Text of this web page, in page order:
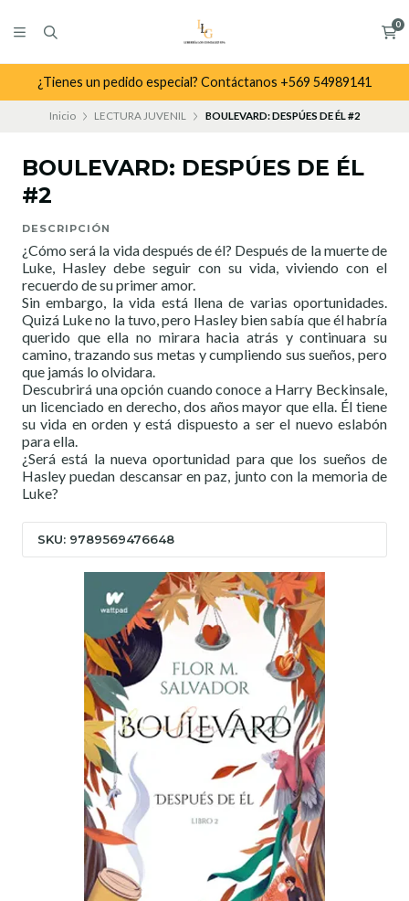
0
¿Tienes un pedido especial? Contáctanos +569 54989141
Inicio LECTURA JUVENIL BOULEVARD: DESPÚES DE ÉL #2
BOULEVARD: DESPÚES DE ÉL
#2
DESCRIPCIÓN
¿Cómo será la vida después de él? Después de la muerte de
Luke, Hasley debe seguir con su vida, viviendo con el
recuerdo de su primer amor.
Sin embargo, la vida está llena de varias oportunidades.
Quizá Luke no la tuvo, pero Hasley bien sabía que él habría
querido que ella no mirara hacia atrás y continuara su
camino, trazando sus metas y cumpliendo sus sueños, pero
que jamás lo olvidara.
Descubrirá una opción cuando conoce a Harry Beckinsale,
un licenciado en derecho, dos años mayor que ella. Él tiene
su vida en orden y está dispuesto a ser el nuevo eslabón
para ella.
¿Será está la nueva oportunidad para que los sueños de
Hasley puedan descansar en paz, junto con la memoria de
Luke?
SKU: 9789569476648